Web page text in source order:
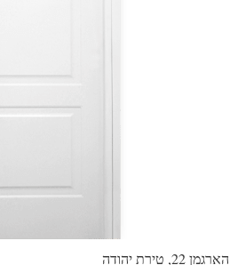
הארגמן 22, טירת יהודה